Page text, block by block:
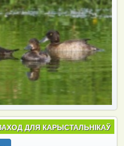
ДЛЯ КАРЫСТАЛЬНІКАЎ